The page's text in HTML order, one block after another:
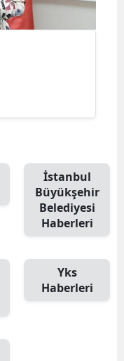
İstanbul
Büyükşehir
Belediyesi
Haberleri
Yks
Haberleri